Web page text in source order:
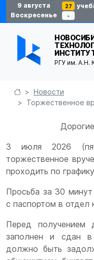
9 августа 27
Воскресенье
-
РГУ им.
Новости
Торжественное
3 июля 2026
торжественное
проходить по
Просьба за 30
с паспортом в отдел
Перед
заполнен и сдан
должно быть